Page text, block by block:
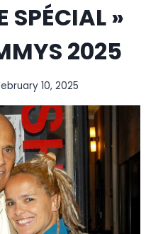
SPÉCIAL »
2025
10, 2025